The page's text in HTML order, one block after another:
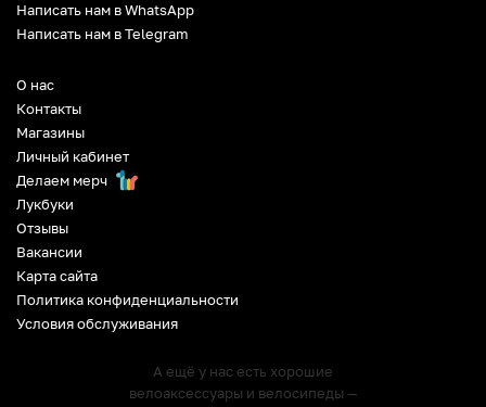
О нас
Контакты
Магазины
Личный кабинет
Делаем мерч
Лукбуки
Отзывы
Вакансии
Карта сайта
Политика конфиденциальности
Условия обслуживания
А ещё у нас есть хорошие
велоаксессуары и велосипеды —
Написать нам в WhatsApp
Написать нам в Telegram